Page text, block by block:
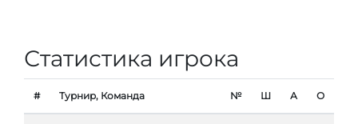
Статистика игрока
# Турнир, Команда № Ш А О